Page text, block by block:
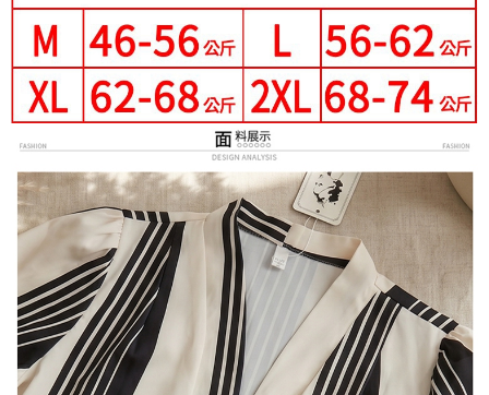
2.基於同意付款使用「大哥付你分期」之契約關係目的，商店將以您的個人
資料（包含姓名、電話或地址）提供予台灣大哥大進項蒐集、處理及利用，
由本公司與您本人進行分期帳單所需資料之確認、核對及更正。
3.完整用戶服務條款，請詳閱以下連結：https://oppay.tw/userRule
後付繳納相關費用。
※ 交易是否成功請以「AFTEE先享後付 」之結帳頁面顯示為準，若有關於
是否繳費成功／繳費後需取消欲退款等相關疑問，請聯繫「AFTEE先享後付
客戶支援中心」https://netprotections.freshdesk.com/support/home
【注意事項】
１．透過由恩沛科技股份有限公司提供之「AFTEE先享後付」服務完成之交
易，需依本服務之必要範圍內提供個人資料，並將交易相關給付款項請求債
２．關於個人資料處理事宜，請瀏覽以下網址：
https://aftee.tw/terms/#terms3
３．未成年的使用者請事先徵得法定代理人或監護人之同意方可使用
「AFTEE先享後付」，若未經同意申辦者引起之損失，本公司不負相關責
４．使用「AFTEE先享後付」時，將依據個別帳號之用戶狀況，依本公司即
時審查核予不同之上限額度；若仍有額度不足之情形，本公司將視審查結果
請求用戶進行身份認證。
５．嚴禁一人註冊多個帳號或使用他人資訊註冊。若發現惡意使用之情形，
恩沛科技股份有限公司將有權停止該用戶之使用額度並採取法律行動。
萊爾富取貨付款
每筆NT$80，滿NT$699(含以上)免運費
付款後萊爾富取貨
每筆NT$80，滿NT$699(含以上)免運費
7-11付款取貨
每筆NT$80，滿NT$699(含以上)免運費
付款後7-11取貨
每筆NT$80，滿NT$699(含以上)免運費
宅配
每筆NT$70，滿NT$699(含以上)免運費
離島-郵局寄送